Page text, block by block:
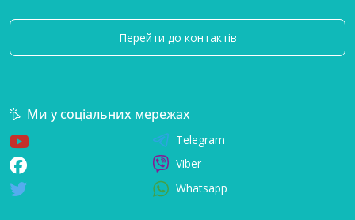
Перейти до контактів
Ми у соціальних мережах
Telegram
Viber
Whatsapp